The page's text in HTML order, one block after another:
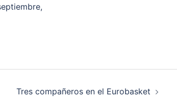
Tres compañeros en el Eurobasket